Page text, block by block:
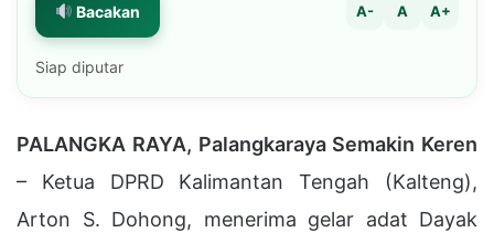
Bacakan A- A A+
Siap diputar
PALANGKA RAYA, Palangkaraya Semakin Keren
– Ketua DPRD Kalimantan Tengah (Kalteng),
Arton S. Dohong, menerima gelar adat Dayak